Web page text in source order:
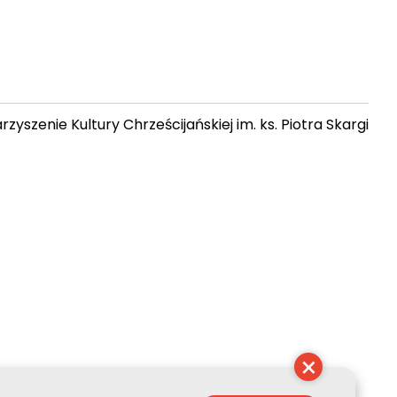
Kultury Chrześcijańskiej im. ks. Piotra Skargi
×